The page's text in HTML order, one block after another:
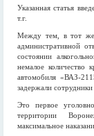
Указанная статья
т.г.
Между тем, в тот же
административной
состоянии
немалое количество
автомобиля «ВАЗ-
задержали
Это первое
территории
максимальное